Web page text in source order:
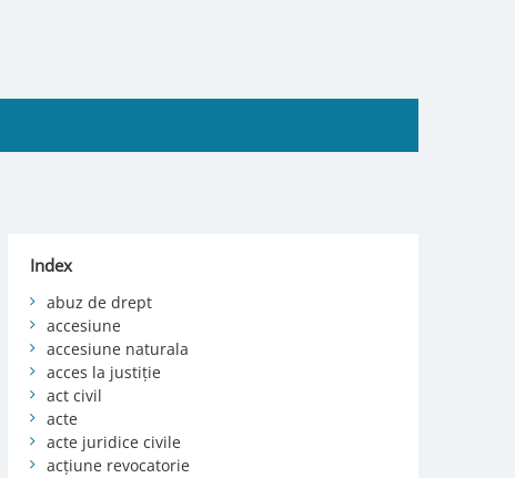
Index
abuz de drept
accesiune
accesiune naturala
acces la justiție
act civil
acte
acte juridice civile
acțiune revocatorie